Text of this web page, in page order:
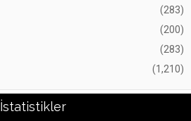
(283)
(200)
(283)
(1,210)
İstatistikler